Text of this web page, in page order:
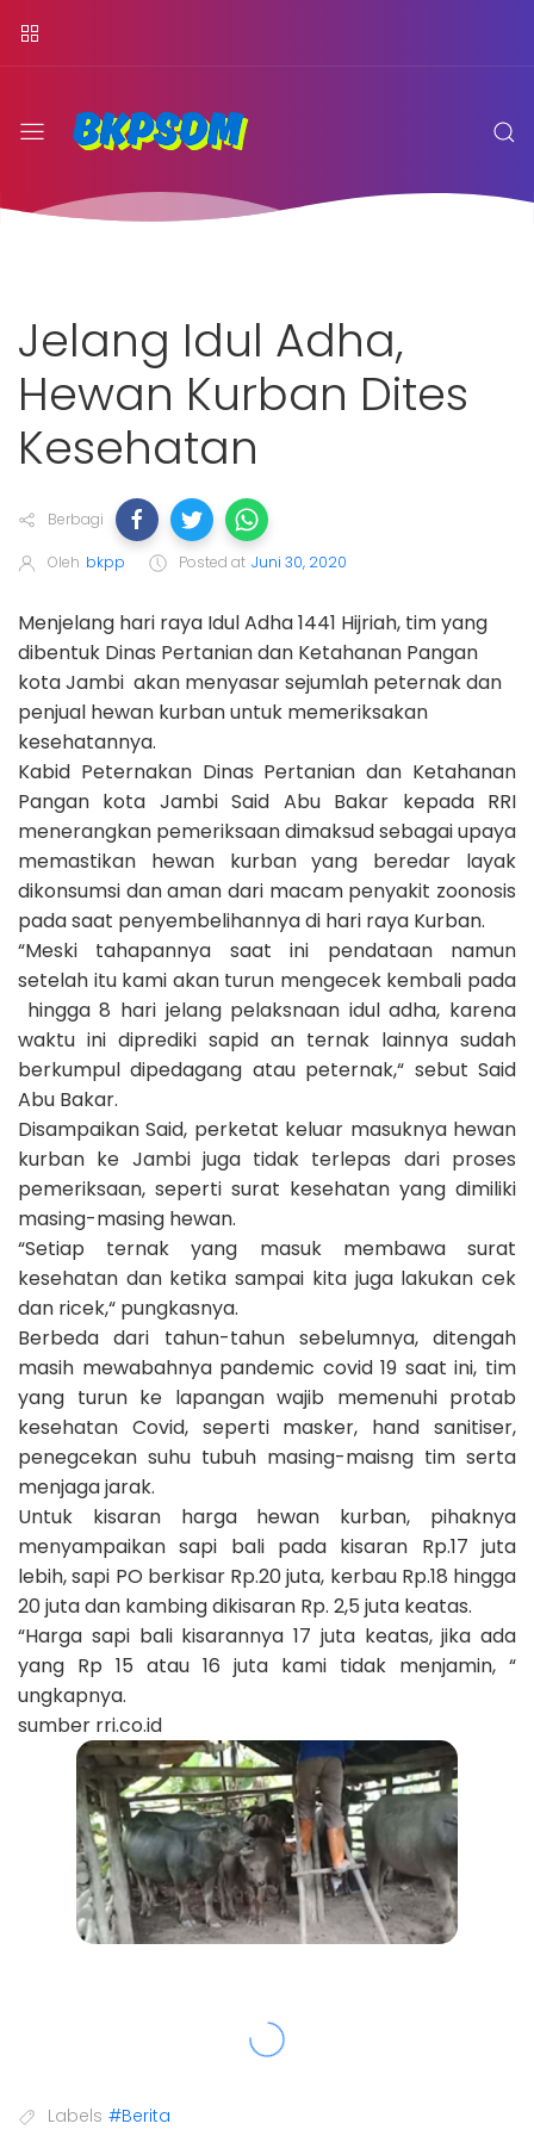
Jelang Idul Adha,
Hewan Kurban Dites
Kesehatan
Berbagi
Oleh bkpp Posted at Juni 30, 2020
Menjelang hari raya Idul Adha 1441 Hijriah, tim yang
dibentuk Dinas Pertanian dan Ketahanan Pangan
kota Jambi akan menyasar sejumlah peternak dan
penjual hewan kurban untuk memeriksakan
kesehatannya.
Kabid Peternakan Dinas Pertanian dan Ketahanan
Pangan kota Jambi Said Abu Bakar kepada RRI
menerangkan pemeriksaan dimaksud sebagai upaya
memastikan hewan kurban yang beredar layak
dikonsumsi dan aman dari macam penyakit zoonosis
pada saat penyembelihannya di hari raya Kurban.
“Meski tahapannya saat ini pendataan namun
setelah itu kami akan turun mengecek kembali pada
hingga 8 hari jelang pelaksnaan idul adha, karena
waktu ini diprediki sapid an ternak lainnya sudah
berkumpul dipedagang atau peternak,“ sebut Said
Abu Bakar.
Disampaikan Said, perketat keluar masuknya hewan
kurban ke Jambi juga tidak terlepas dari proses
pemeriksaan, seperti surat kesehatan yang dimiliki
masing-masing hewan.
“Setiap ternak yang masuk membawa surat
kesehatan dan ketika sampai kita juga lakukan cek
dan ricek,“ pungkasnya.
Berbeda dari tahun-tahun sebelumnya, ditengah
masih mewabahnya pandemic covid 19 saat ini, tim
yang turun ke lapangan wajib memenuhi protab
kesehatan Covid, seperti masker, hand sanitiser,
penegcekan suhu tubuh masing-maisng tim serta
menjaga jarak.
Untuk kisaran harga hewan kurban, pihaknya
menyampaikan sapi bali pada kisaran Rp.17 juta
lebih, sapi PO berkisar Rp.20 juta, kerbau Rp.18 hingga
20 juta dan kambing dikisaran Rp. 2,5 juta keatas.
“Harga sapi bali kisarannya 17 juta keatas, jika ada
yang Rp 15 atau 16 juta kami tidak menjamin, “
ungkapnya.
sumber rri.co.id
Labels #Berita